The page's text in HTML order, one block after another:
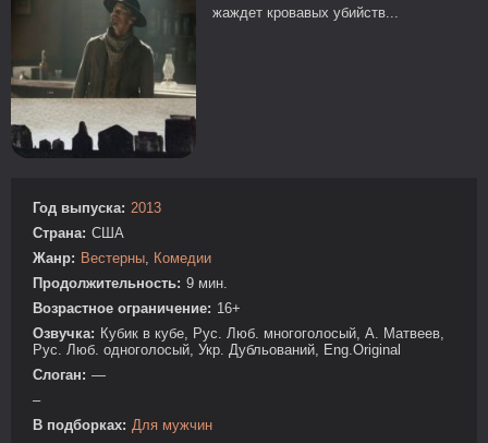
жаждет кровавых убийств...
Год выпуска: 2013
Страна: США
Жанр: Вестерны
Комедии
Продолжительность: 9 мин.
Возрастное ограничение: 16+
Озвучка: Кубик в кубе, Рус. Люб. многоголосый, А. Матвеев,
Рус. Люб. одноголосый, Укр. Дубльований, Eng.Original
Слоган: —
–
В подборках: Для мужчин